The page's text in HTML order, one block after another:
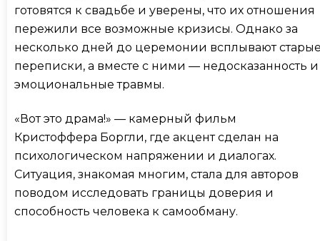
готовятся к свадьбе и уверены, что их отношения
пережили все возможные кризисы. Однако за
несколько дней до церемонии всплывают
переписки, а вместе с ними — недосказанность и
эмоциональные травмы.
«Вот это драма!» — камерный фильм
Кристоффера Боргли, где акцент сделан на
психологическом напряжении и диалогах.
Ситуация, знакомая многим, стала для авторов
поводом исследовать границы доверия и
способность человека к самообману.